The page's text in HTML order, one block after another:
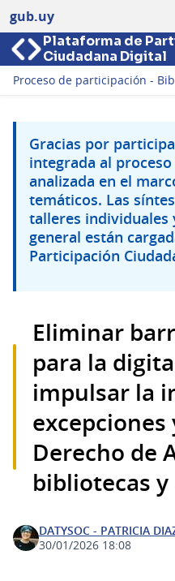
gub.uy
Plataforma de
Ciudadana Digital
Proceso de participación -
Gracias por
integrada al
analizada en el
temáticos. Las
talleres individuales
general están
Participación
Eliminar
para la
impulsar la
Derecho de
bibliotecas
DATYSOC - PATRICIA
30/01/2026 18:08